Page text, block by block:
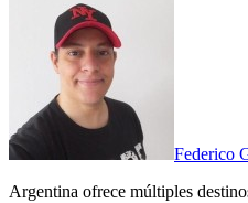
Federico
Argentina ofrece múltiples